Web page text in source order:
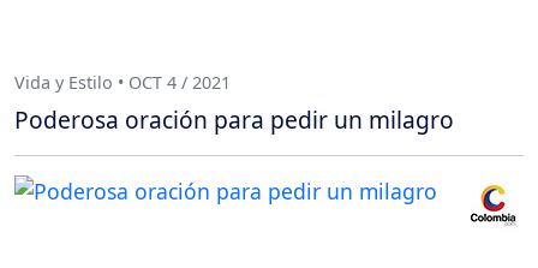
Vida y Estilo • OCT 4 / 2021
Poderosa oración para pedir un milagro